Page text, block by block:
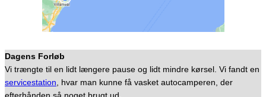
Dagens Forløb
Vi trængte til en lidt længere pause og lidt mindre kørsel. Vi fandt en
servicestation, hvar man kunne få vasket autocamperen, der